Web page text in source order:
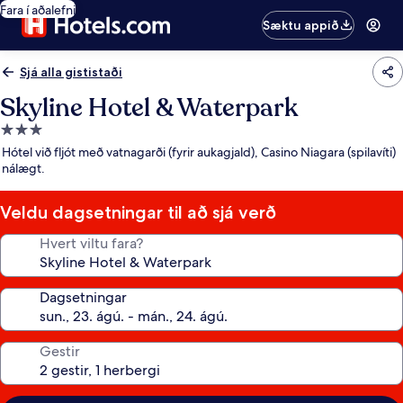
Fara í aðalefni
Sæktu appið
Sjá alla gististaði
Skyline Hotel & Waterpark
3.0
stjörnu
gististaður
Hótel við fljót með vatnagarði (fyrir aukagjald), Casino Niagara (spilavíti)
nálægt.
Veldu dagsetningar til að sjá verð
Hvert viltu fara?
Dagsetningar
Gestir